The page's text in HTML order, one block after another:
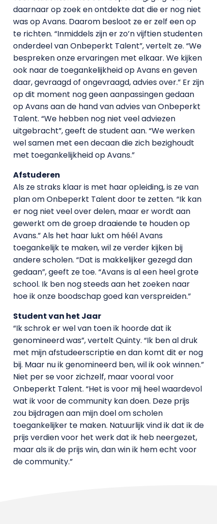
daarnaar op zoek en ontdekte dat die er nog niet
was op Avans. Daarom besloot ze er zelf een op
te richten. “Inmiddels zijn er zo’n vijftien studenten
onderdeel van Onbeperkt Talent”, vertelt ze. “We
bespreken onze ervaringen met elkaar. We kijken
ook naar de toegankelijkheid op Avans en geven
daar, gevraagd of ongevraagd, advies over.” Er zijn
op dit moment nog geen aanpassingen gedaan
op Avans aan de hand van advies van Onbeperkt
Talent. “We hebben nog niet veel adviezen
uitgebracht”, geeft de student aan. “We werken
wel samen met een decaan die zich bezighoudt
met toegankelijkheid op Avans.”
Afstuderen
Als ze straks klaar is met haar opleiding, is ze van
plan om Onbeperkt Talent door te zetten. “Ik kan
er nog niet veel over delen, maar er wordt aan
gewerkt om de groep draaiende te houden op
Avans.” Als het haar lukt om héél Avans
toegankelijk te maken, wil ze verder kijken bij
andere scholen. “Dat is makkelijker gezegd dan
gedaan”, geeft ze toe. “Avans is al een heel grote
school. Ik ben nog steeds aan het zoeken naar
hoe ik onze boodschap goed kan verspreiden.”
Student van het Jaar
“Ik schrok er wel van toen ik hoorde dat ik
genomineerd was”, vertelt Quinty. “Ik ben al druk
met mijn afstudeerscriptie en dan komt dit er nog
bij. Maar nu ik genomineerd ben, wil ik ook winnen.”
Niet per se voor zichzelf, maar vooral voor
Onbeperkt Talent. “Het is voor mij heel waardevol
wat ik voor de community kan doen. Deze prijs
zou bijdragen aan mijn doel om scholen
toegankelijker te maken. Natuurlijk vind ik dat ik de
prijs verdien voor het werk dat ik heb neergezet,
maar als ik de prijs win, dan win ik hem echt voor
de community.”